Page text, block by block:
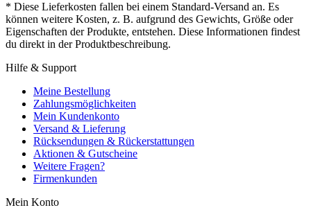
* Diese Lieferkosten fallen bei einem Standard-Versand an. Es
können weitere Kosten, z. B. aufgrund des Gewichts, Größe oder
Eigenschaften der Produkte, entstehen. Diese Informationen findest
du direkt in der Produktbeschreibung.
Hilfe & Support
Meine Bestellung
Zahlungsmöglichkeiten
Mein Kundenkonto
Versand & Lieferung
Rücksendungen & Rückerstattungen
Aktionen & Gutscheine
Weitere Fragen?
Firmenkunden
Mein Konto